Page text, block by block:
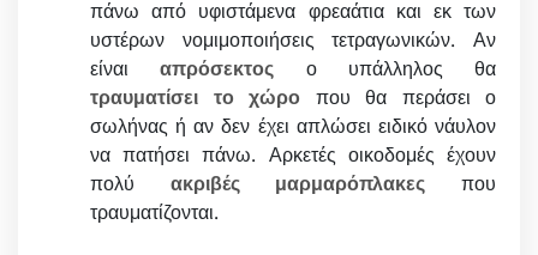
πάνω από υφιστάμενα φρεαάτια και εκ των
υστέρων νομιμοποιήσεις τετραγωνικών. Αν
είναιαπρόσεκτος ο υπάλληλος θα
τραυματίσει το χώρο που θα περάσει ο
σωλήνας ή αν δεν έχει απλώσει ειδικό νάυλον
να πατήσει πάνω. Αρκετές οικοδομές έχουν
πολύ ακριβές μαρμαρόπλακες που
τραυματίζονται.